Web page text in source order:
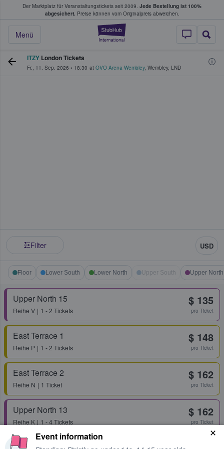
Der Marktplatz für Veranstaltungstickets seit 2009. Jede Bestellung ist 100%
abgesichert. Preise können vom Originalpreis abweichen.
StubHub - Wo
Menü
Tickets kaufen & verkaufen
ITZY London Tickets
Fr., 11. Sep. 2026 • 18:30 at OVO Arena Wembley, Wembley, LND
Filter USD
Floor Lower South Lower North Upper South Upper North
Upper North 15
Reihe V 1 - 2 Tickets
$ 135
pro Ticket
East Terrace 1
Reihe P 1 - 2 Tickets
$ 148
pro Ticket
East Terrace 2
Reihe N 1 Ticket
$ 162
pro Ticket
Upper North 13
Reihe K 1 - 4 Tickets
$ 162
pro Ticket
Event information